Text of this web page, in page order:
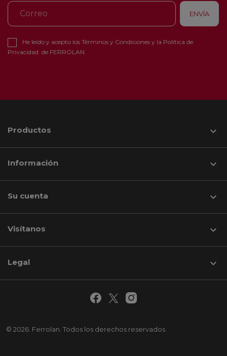
He leído y acepto los Términos y Condiciones y la Política de
Privacidad de FERROLAN
Productos 
Información 
Su cuenta 
Visítanos keyboard_arrow_down
© 2026. Ferrolan. Todos los derechos reservados.
Legal 